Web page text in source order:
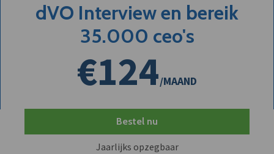
dVO Interview en bereik
35.000 ceo's
€124/MAAND
Bestel nu
Jaarlijks opzegbaar